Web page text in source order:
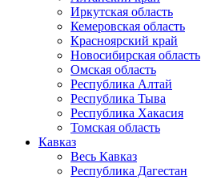
Иркутская область
Кемеровская область
Красноярский край
Новосибирская область
Омская область
Республика Алтай
Республика Тыва
Республика Хакасия
Томская область
Кавказ
Весь Кавказ
Республика Дагестан